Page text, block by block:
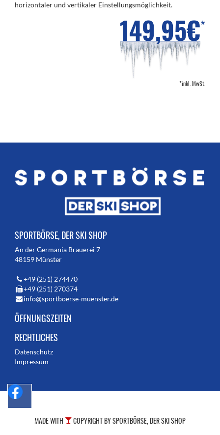
horizontaler und vertikaler Einstellungsmöglichkeit.
149,95€*
*inkl. MwSt.
SPORTBÖRSE, DER SKI SHOP
An der Germania Brauerei 7
48159 Münster
+49 (251) 274470
+49 (251) 270374
info@sportboerse-muenster.de
ÖFFNUNGSZEITEN
RECHTLICHES
Datenschutz
Impressum
MADE WITH COPYRIGHT BY SPORTBÖRSE, DER SKI SHOP